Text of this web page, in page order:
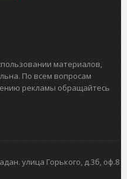
материалов,
По всем вопросам
рекламы обращайтесь
улица Горького, д.3б, оф.8